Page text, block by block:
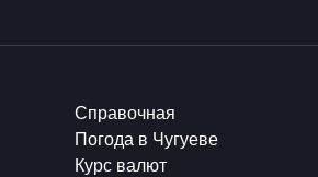
Справочная
Погода в Чугуеве
Курс валют